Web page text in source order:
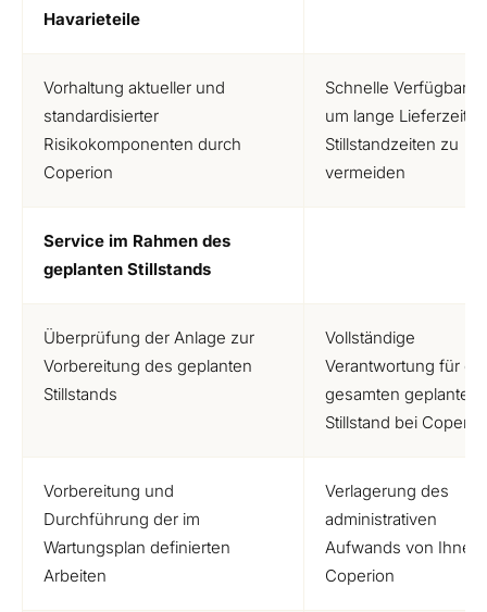
Havarieteile
Vorhaltung aktueller und
standardisierter
Risikokomponenten durch
Coperion
Schnelle
um lange
Stillstandzeiten zu
vermeiden
Service im Rahmen des
geplanten Stillstands
Überprüfung der Anlage zur
Vorbereitung des geplanten
Stillstands
Vollständige
Verantwortung für
gesamten geplanten
Stillstand bei
Vorbereitung und
Durchführung der im
Wartungsplan definierten
Arbeiten
Verlagerung des
administrativen
Aufwands von Ihnen
Coperion